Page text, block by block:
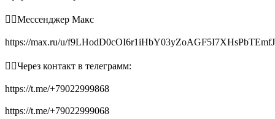
👉🏻Мессенджер Макс
https://max.ru/u/
👉🏻Через контакт в телеграмм:
https://t.me/+79022999868
https://t.me/+79022999068